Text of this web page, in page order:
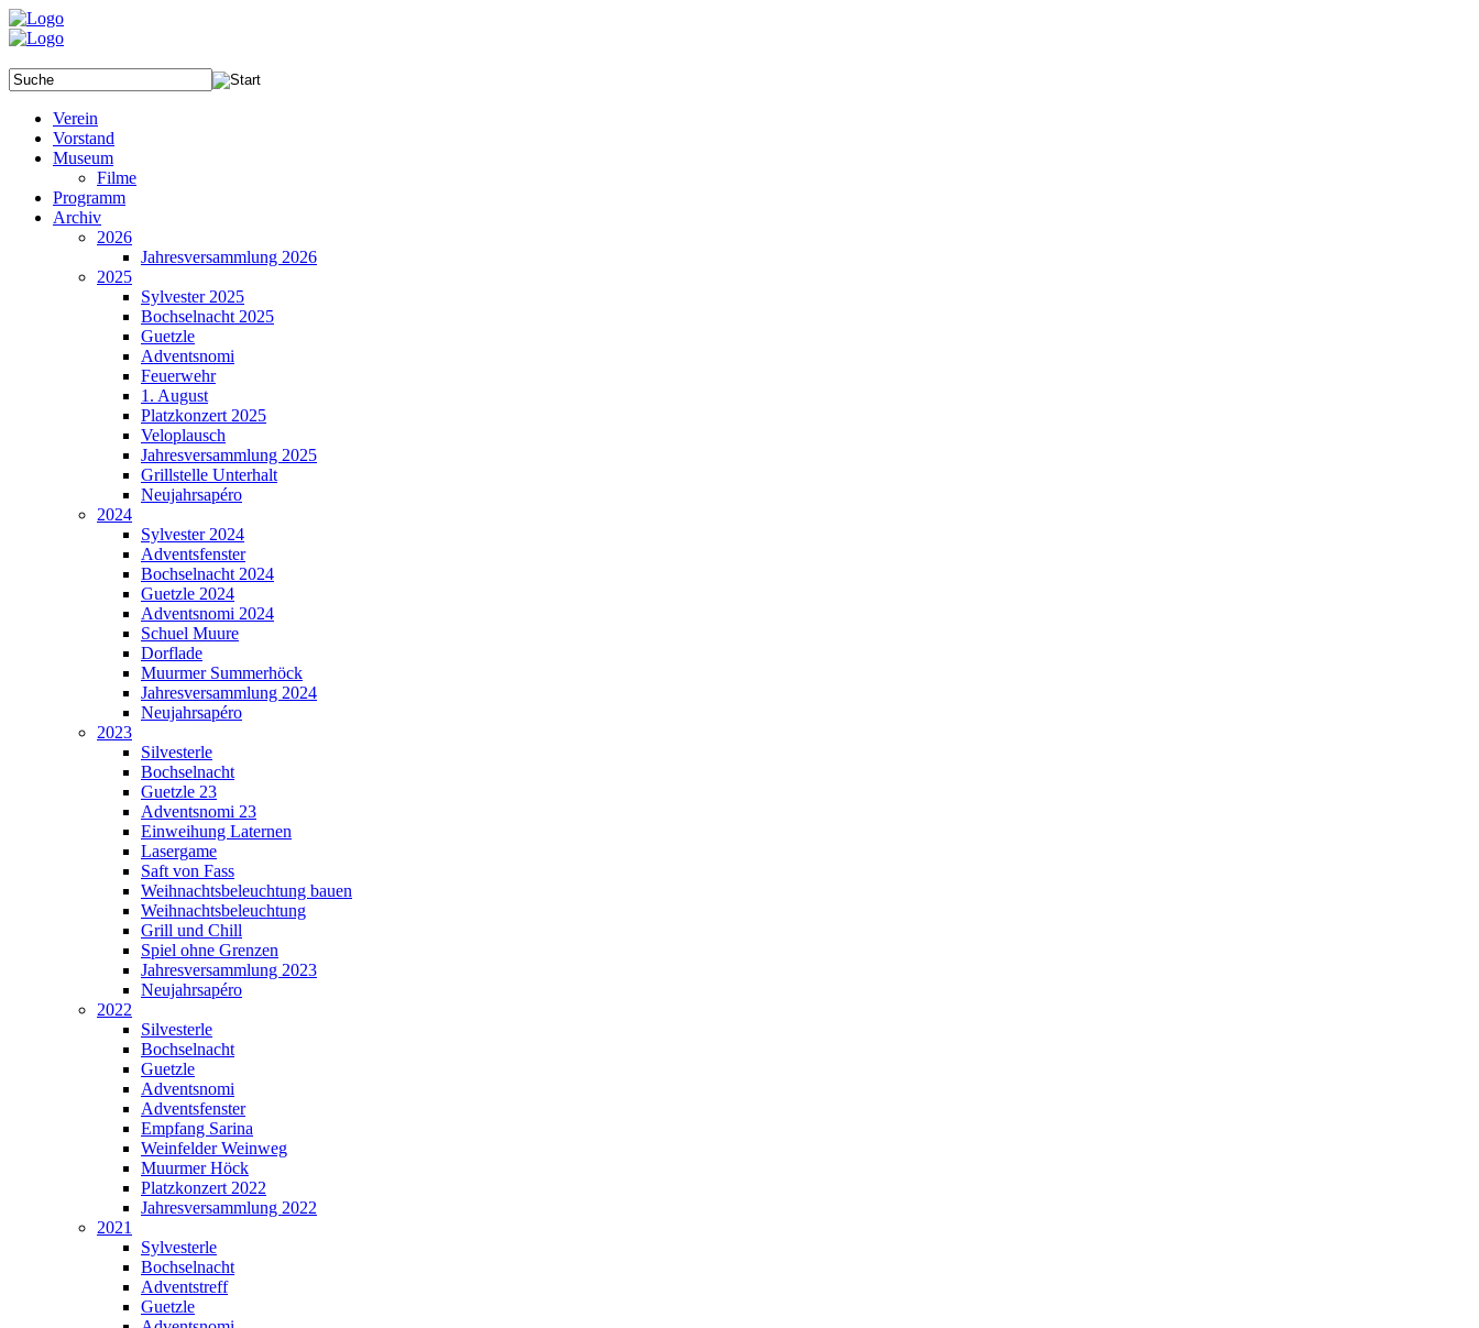
Verein
Vorstand
Museum
Filme
Programm
Archiv
2026
Jahresversammlung 2026
2025
Sylvester 2025
Bochselnacht 2025
Guetzle
Adventsnomi
Feuerwehr
1. August
Platzkonzert 2025
Veloplausch
Jahresversammlung 2025
Grillstelle Unterhalt
Neujahrsapéro
2024
Sylvester 2024
Adventsfenster
Bochselnacht 2024
Guetzle 2024
Adventsnomi 2024
Schuel Muure
Dorflade
Muurmer Summerhöck
Jahresversammlung 2024
Neujahrsapéro
2023
Silvesterle
Bochselnacht
Guetzle 23
Adventsnomi 23
Einweihung Laternen
Lasergame
Saft von Fass
Weihnachtsbeleuchtung bauen
Weihnachtsbeleuchtung
Grill und Chill
Spiel ohne Grenzen
Jahresversammlung 2023
Neujahrsapéro
2022
Silvesterle
Bochselnacht
Guetzle
Adventsnomi
Adventsfenster
Empfang Sarina
Weinfelder Weinweg
Muurmer Höck
Platzkonzert 2022
Jahresversammlung 2022
2021
Sylvesterle
Bochselnacht
Adventstreff
Guetzle